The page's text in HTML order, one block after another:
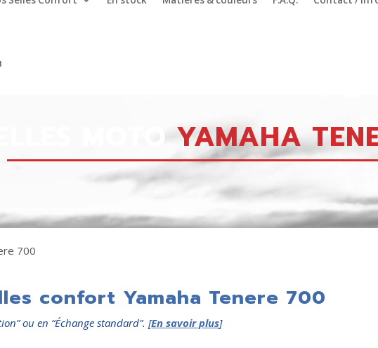
YAMAHA
700
confort Yamaha Tenere 700
ou en “Échange standard”. [En savoir plus]